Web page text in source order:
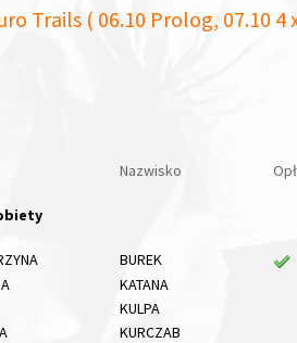
Trails ( 06.10 Prolog, 07.10 4
Nazwisko
BUREK
KATANA
KULPA
KURCZAB